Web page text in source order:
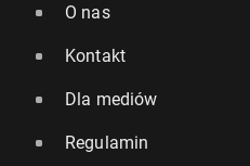
O nas
Kontakt
Dla mediów
Regulamin